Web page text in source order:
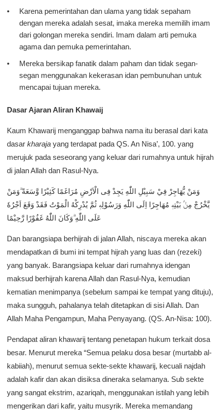
Karena pemerintahan dan ulama yang tidak sepaham
dengan mereka adalah sesat, imaka mereka memilih imam
dari golongan mereka sendiri. Imam dalam arti pemuka
agama dan pemuka pemerintahan.
Mereka bersikap fanatik dalam paham dan tidak segan-
segan menggunakan kekerasan idan pembunuhan untuk
mencapai tujuan mereka.
Dasar Ajaran Aliran Khawaij
Kaum Khawarij menganggap bahwa nama itu berasal dari kata
dasar kharaja yang terdapat pada QS. An Nisa’, 100. yang
merujuk pada seseorang yang keluar dari rumahnya untuk hijrah
di jalan Allah dan Rasul-Nya.
وَمَنْ يُّهَاجِرْ فِيْ سَبِيْلِ اللّٰهِ يَجِدْ فِى الْاَرْضِ مُرَاغَمًا كَثِيْرًا وَّسَعَةً ۗوَمَنْ
يَّخْرُجْ مِنْۢ بَيْتِهٖ مُهَاجِرًا اِلَى اللّٰهِ وَرَسُوْلِهٖ ثُمَّ يُدْرِكْهُ الْمَوْتُ فَقَدْ وَقَعَ اَجْرُهٗ
عَلَى اللّٰهِ ۗوَكَانَ اللّٰهُ غَفُوْرًا رَّحِيْمًا
Dan barangsiapa berhijrah di jalan Allah, niscaya mereka akan
mendapatkan di bumi ini tempat hijrah yang luas dan (rezeki)
yang banyak. Barangsiapa keluar dari rumahnya idengan
maksud berhijrah karena Allah dan Rasul-Nya, kemudian
kematian menimpanya (sebelum sampai ke tempat yang dituju),
maka sungguh, pahalanya telah ditetapkan di sisi Allah. Dan
Allah Maha Pengampun, Maha Penyayang. (QS. An-Nisa: 100).
Pendapat aliran khawarij tentang penetapan hukum terkait dosa
besar. Menurut mereka “Semua pelaku dosa besar (murtabb al-
kabiiah), menurut semua sekte-sekte khawarij, kecuali najdah
adalah kafir dan akan disiksa dineraka selamanya. Sub sekte
yang sangat ekstrim, azariqah, menggunakan istilah yang lebih
mengerikan dari kafir, yaitu musyrik. Mereka memandang